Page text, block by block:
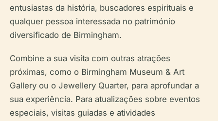
entusiastas da história, buscadores espirituais e
qualquer pessoa interessada no património
diversificado de Birmingham.
Combine a sua visita com outras atrações
próximas, como o Birmingham Museum & Art
Gallery ou o Jewellery Quarter, para aprofundar a
sua experiência. Para atualizações sobre eventos
especiais, visitas guiadas e atividades